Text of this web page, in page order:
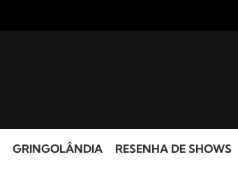
GRINGOLÂNDIA RESENHA DE SHOWS